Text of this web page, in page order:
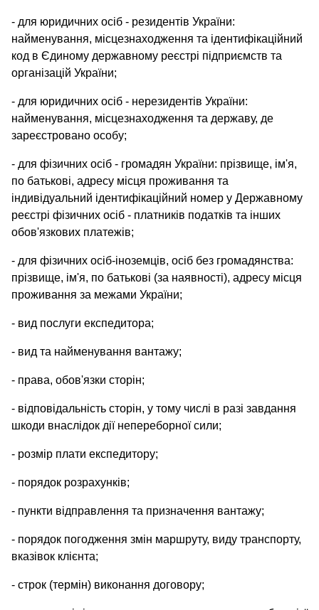
- для юридичних осіб - резидентів України:
найменування, місцезнаходження та ідентифікаційний
код в Єдиному державному реєстрі підприємств та
організацій України;
- для юридичних осіб - нерезидентів України:
найменування, місцезнаходження та державу, де
зареєстровано особу;
- для фізичних осіб - громадян України: прізвище, ім'я,
по батькові, адресу місця проживання та
індивідуальний ідентифікаційний номер у Державному
реєстрі фізичних осіб - платників податків та інших
обов'язкових платежів;
- для фізичних осіб-іноземців, осіб без громадянства:
прізвище, ім'я, по батькові (за наявності), адресу місця
проживання за межами України;
- вид послуги експедитора;
- вид та найменування вантажу;
- права, обов'язки сторін;
- відповідальність сторін, у тому числі в разі завдання
шкоди внаслідок дії непереборної сили;
- розмір плати експедитору;
- порядок розрахунків;
- пункти відправлення та призначення вантажу;
- порядок погодження змін маршруту, виду транспорту,
вказівок клієнта;
- строк (термін) виконання договору;